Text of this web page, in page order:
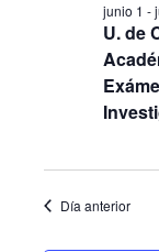
U. de
junio 1 -
Día anterior